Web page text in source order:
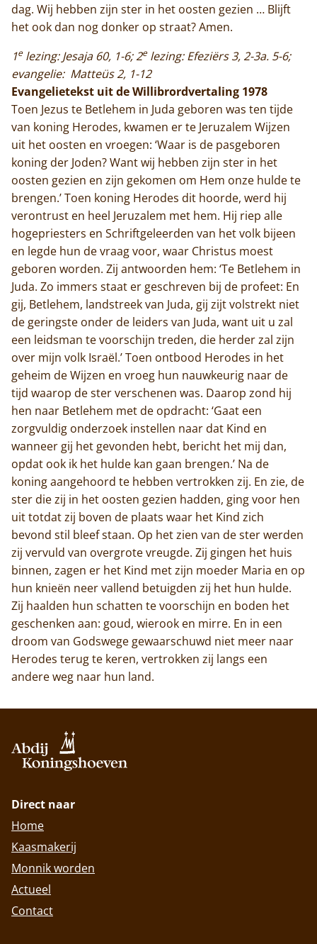
dag. Wij hebben zijn ster in het oosten gezien … Blijft
het ook dan nog donker op straat? Amen.
1elezing: Jesaja 60, 1-6; 2elezing: Efeziërs 3, 2-3a. 5-6;
evangelie: Matteüs 2, 1-12
Evangelietekst uit de Willibrordvertaling 1978
Toen Jezus te Betlehem in Juda geboren was ten tijde
van koning Herodes, kwamen er te Jeruzalem Wijzen
uit het oosten en vroegen: ‘Waar is de pasgeboren
koning der Joden? Want wij hebben zijn ster in het
oosten gezien en zijn gekomen om Hem onze hulde te
brengen.’ Toen koning Herodes dit hoorde, werd hij
verontrust en heel Jeruzalem met hem. Hij riep alle
hogepriesters en Schriftgeleerden van het volk bijeen
en legde hun de vraag voor, waar Christus moest
geboren worden. Zij antwoorden hem: ‘Te Betlehem in
Juda. Zo immers staat er geschreven bij de profeet: En
gij, Betlehem, landstreek van Juda, gij zijt volstrekt niet
de geringste onder de leiders van Juda, want uit u zal
een leidsman te voorschijn treden, die herder zal zijn
over mijn volk Israël.’ Toen ontbood Herodes in het
geheim de Wijzen en vroeg hun nauwkeurig naar de
tijd waarop de ster verschenen was. Daarop zond hij
hen naar Betlehem met de opdracht: ‘Gaat een
zorgvuldig onderzoek instellen naar dat Kind en
wanneer gij het gevonden hebt, bericht het mij dan,
opdat ook ik het hulde kan gaan brengen.’ Na de
koning aangehoord te hebben vertrokken zij. En zie, de
ster die zij in het oosten gezien hadden, ging voor hen
uit totdat zij boven de plaats waar het Kind zich
bevond stil bleef staan. Op het zien van de ster werden
zij vervuld van overgrote vreugde. Zij gingen het huis
binnen, zagen er het Kind met zijn moeder Maria en op
hun knieën neer vallend betuigden zij het hun hulde.
Zij haalden hun schatten te voorschijn en boden het
geschenken aan: goud, wierook en mirre. En in een
droom van Godswege gewaarschuwd niet meer naar
Herodes terug te keren, vertrokken zij langs een
andere weg naar hun land.
Direct naar
Home
Kaasmakerij
Monnik worden
Actueel
Contact